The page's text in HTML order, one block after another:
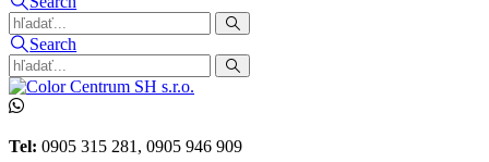
Search
Tel: 0905 315 281, 0905 946 909